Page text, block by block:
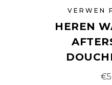
VERWEN
HEREN
€